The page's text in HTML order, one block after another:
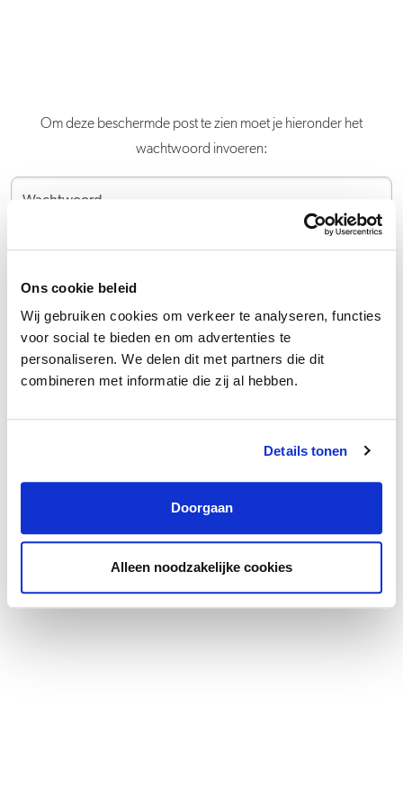
Ons cookie beleid
Wij gebruiken cookies om verkeer te analyseren, functies
voor social te bieden en om advertenties te
personaliseren. We delen dit met partners die dit
combineren met informatie die zij al hebben.
Details tonen
Doorgaan
Alleen noodzakelijke cookies
Om deze beschermde post te zien moet je hieronder het
wachtwoord invoeren: